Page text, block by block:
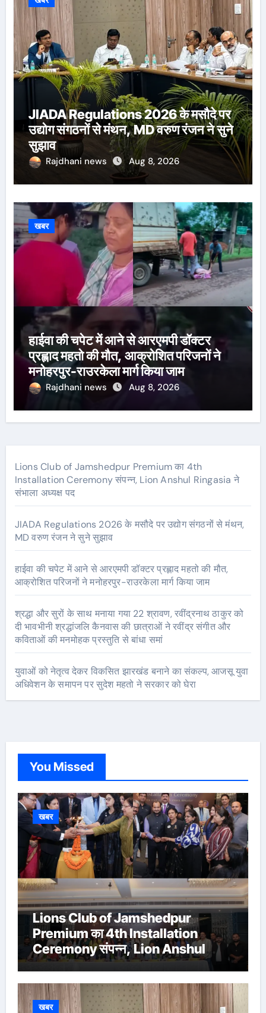
JIADA Regulations 2026 के मसौदे पर
उद्योग संगठनों से मंथन, MD वरुण रंजन ने सुने
सुझाव
Rajdhani news Aug 8, 2026
खबर
हाईवा की चपेट में आने से आरएमपी डॉक्टर
प्रह्लाद महतो की मौत, आक्रोशित परिजनों ने
मनोहरपुर-राउरकेला मार्ग किया जाम
Rajdhani news Aug 8, 2026
Lions Club of Jamshedpur Premium का 4th
Installation Ceremony संपन्न, Lion Anshul Ringasia ने
संभाला अध्यक्ष पद
JIADA Regulations 2026 के मसौदे पर उद्योग संगठनों से मंथन,
MD वरुण रंजन ने सुने सुझाव
हाईवा की चपेट में आने से आरएमपी डॉक्टर प्रह्लाद महतो की मौत,
आक्रोशित परिजनों ने मनोहरपुर-राउरकेला मार्ग किया जाम
श्रद्धा और सुरों के साथ मनाया गया 22 श्रावण, रवींद्रनाथ ठाकुर को
दी भावभीनी श्रद्धांजलि कैनवास की छात्राओं ने रवींद्र संगीत और
कविताओं की मनमोहक प्रस्तुति से बांधा समां
युवाओं को नेतृत्व देकर विकसित झारखंड बनाने का संकल्प, आजसू युवा
अधिवेशन के समापन पर सुदेश महतो ने सरकार को घेरा
You Missed
खबर
Lions Club of Jamshedpur
Premium का 4th Installation
Ceremony संपन्न, Lion Anshul
Ringasia ने संभाला अध्यक्ष पद
खबर